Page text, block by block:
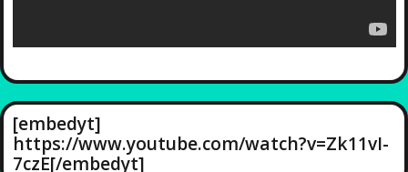
[embedyt]
https://www.youtube.com/watch?v=Zk11vI-
7czE[/embedyt]